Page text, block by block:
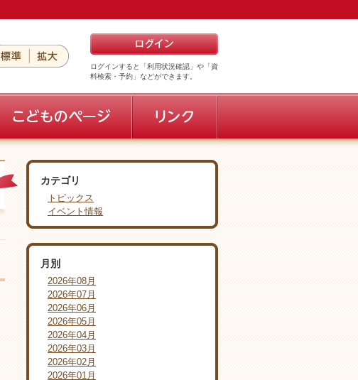
ログインすると「利用状況確認」や「資
料検索・予約」などができます。
カテゴリ
トピックス
イベント情報
月別
2026年08月
2026年07月
2026年06月
2026年05月
2026年04月
2026年03月
2026年02月
2026年01月